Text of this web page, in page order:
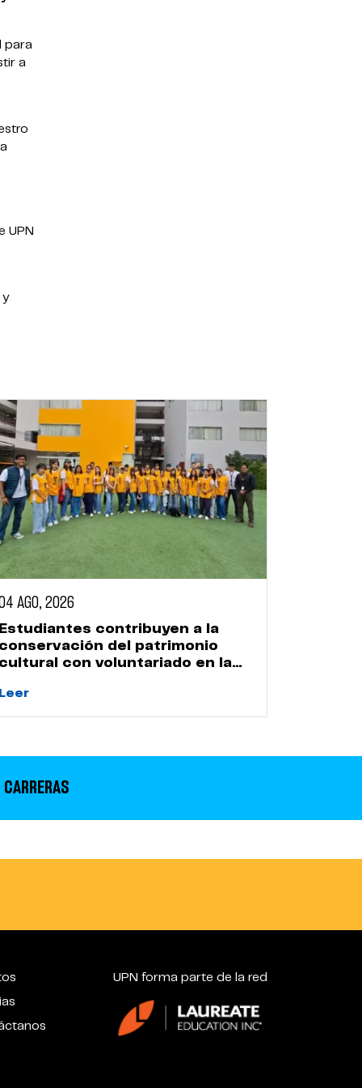
para
a
UPN
y
AGO, 2026
contribuyen a la
del patrimonio
con voluntariado en la
UPN forma parte de la red